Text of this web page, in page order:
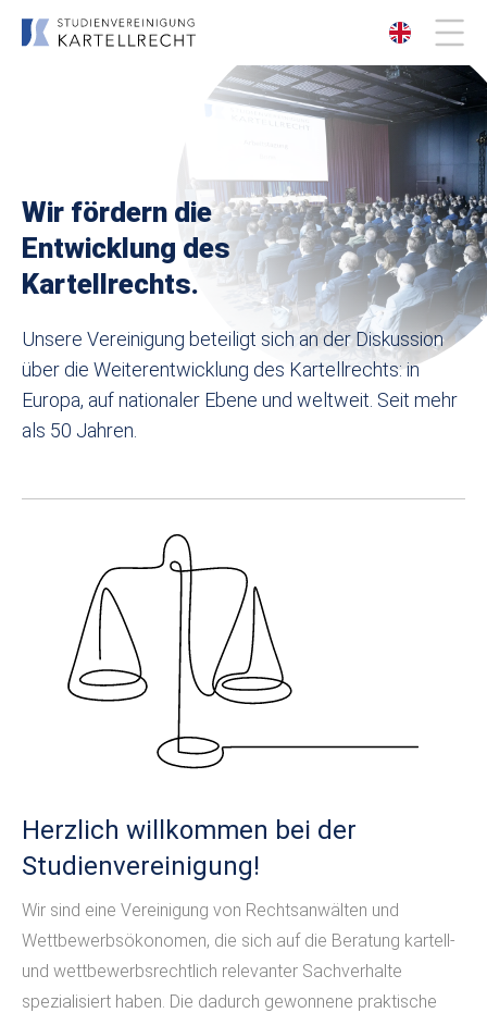
Veranstaltungen
Kontakt
Wir fördern die
Entwicklung des
Kartellrechts.
Unsere Vereinigung beteiligt sich an der Diskussion
über die Weiterentwicklung des Kartellrechts: in
Europa, auf nationaler Ebene und weltweit. Seit mehr
als 50 Jahren.
Herzlich willkommen bei der
Studienvereinigung!
Wir sind eine Vereinigung von Rechtsanwälten und
Wettbewerbsökonomen, die sich auf die Beratung kartell-
und wettbewerbsrechtlich relevanter Sachverhalte
spezialisiert haben. Die dadurch gewonnene praktische